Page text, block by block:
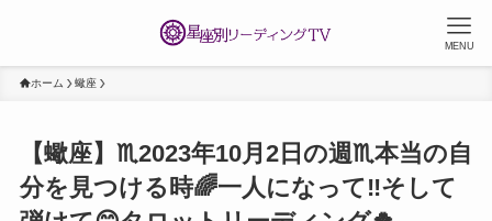
MENU
ホーム 蠍座
【蠍座】♏️2023年10月2日の週♏️本当の自
分を見つける時🌈一人になって‼️そして